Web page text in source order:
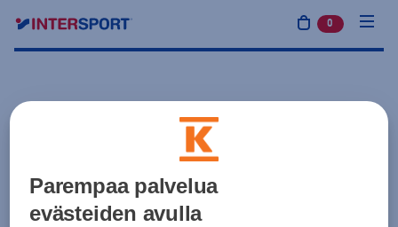
0 tuotetta
Parempaa palvelua
evästeiden avulla